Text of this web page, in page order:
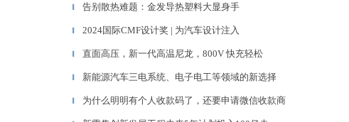
▎ 告别散热难题：金发导热塑料大显身手
▎ 2024国际CMF设计奖 | 为汽车设计注入
▎ 直面高压，新一代高温尼龙，800V 快充轻松
▎ 新能源汽车三电系统、电子电工等领域的新选择
▎ 为什么明明有个人收款码了，还要申请微信收款商